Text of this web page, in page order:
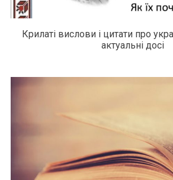
Крилаті вислови і цитати про
актуальні досі